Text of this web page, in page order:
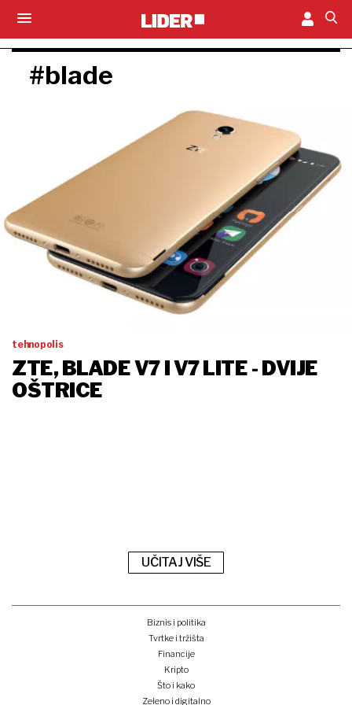
#blade
tehnopolis
ZTE, BLADE V7 I V7 LITE - DVIJE
OŠTRICE
UČITAJ VIŠE
Biznis i politika
Tvrtke i tržišta
Financije
Kripto
Što i kako
Zeleno i digitalno